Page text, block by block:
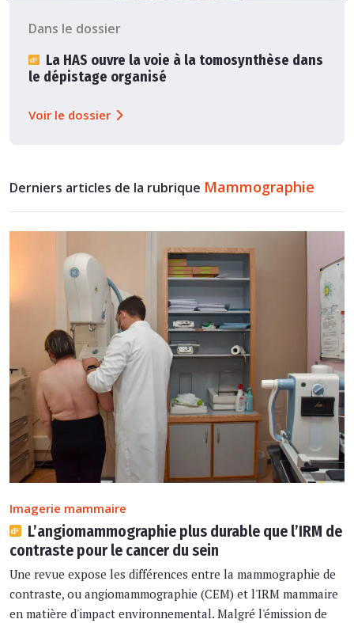
Dans le dossier
La HAS ouvre la voie à la tomosynthèse dans
le dépistage organisé
Voir le dossier
Derniers articles de la rubrique Mammographie
Imagerie mammaire
L’angiomammographie plus durable que l’IRM de
contraste pour le cancer du sein
Une revue expose les différences entre la mammographie de
contraste, ou angiomammographie (CEM) et l'IRM mammaire
en matière d'impact environnemental. Malgré l'émission de